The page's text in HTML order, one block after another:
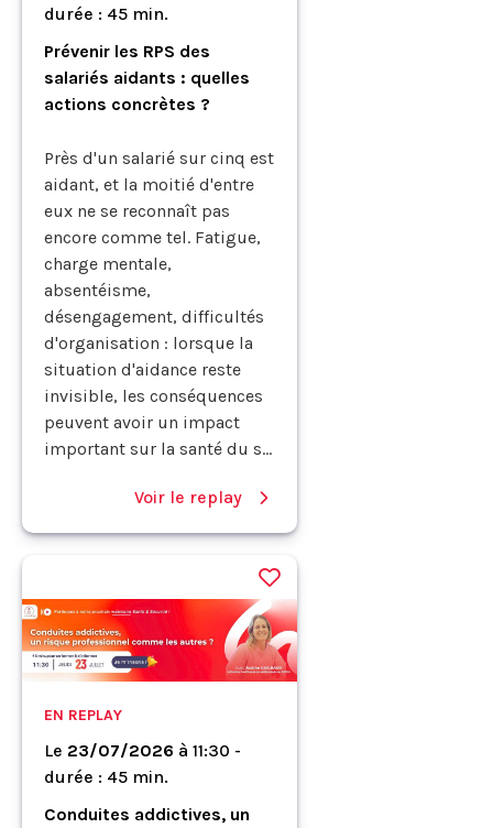
durée : 45 min.
Prévenir les RPS des
salariés aidants : quelles
actions concrètes ?
Près d'un salarié sur cinq est
aidant, et la moitié d'entre
eux ne se reconnaît pas
encore comme tel. Fatigue,
charge mentale,
absentéisme,
désengagement, difficultés
d'organisation : lorsque la
situation d'aidance reste
invisible, les conséquences
peuvent avoir un impact
important sur la santé du s...
Voir le replay
EN REPLAY
Le 23/07/2026 à 11:30 -
durée : 45 min.
Conduites addictives, un